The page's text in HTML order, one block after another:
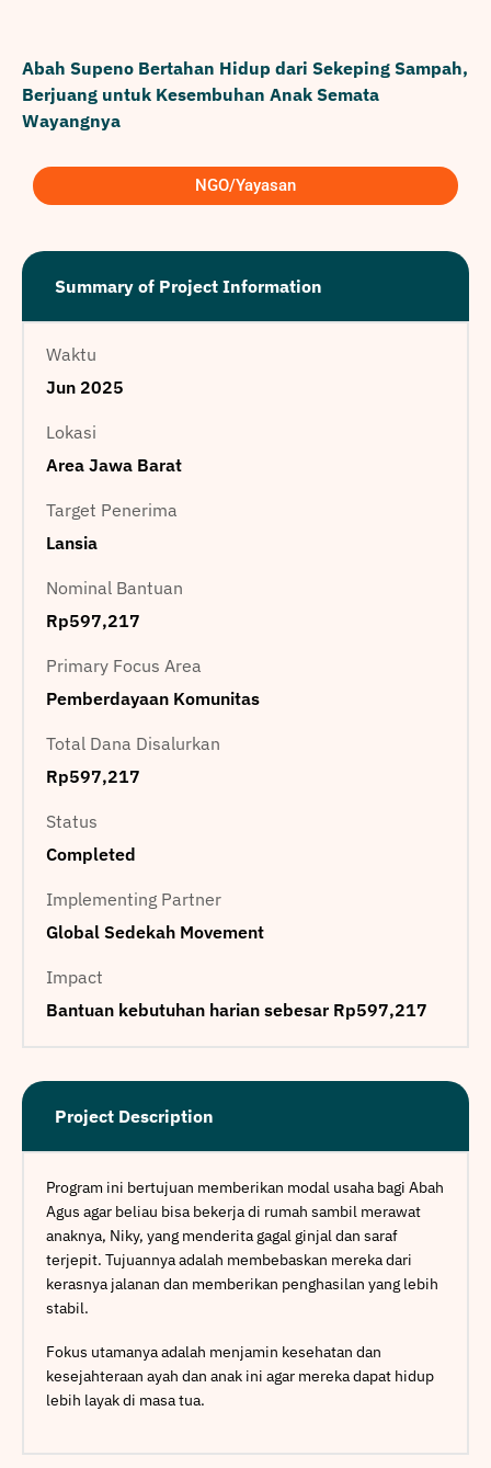
Abah Supeno Bertahan Hidup dari Sekeping Sampah,
Berjuang untuk Kesembuhan Anak Semata
Wayangnya
NGO/Yayasan
Summary of Project Information
Waktu
Jun 2025
Lokasi
Area Jawa Barat
Target Penerima
Lansia
Nominal Bantuan
Rp597,217
Primary Focus Area
Pemberdayaan Komunitas
Total Dana Disalurkan
Rp597,217
Status
Completed
Implementing Partner
Global Sedekah Movement
Impact
Bantuan kebutuhan harian sebesar Rp597,217
Project Description
Program ini bertujuan memberikan modal usaha bagi Abah
Agus agar beliau bisa bekerja di rumah sambil merawat
anaknya, Niky, yang menderita gagal ginjal dan saraf
terjepit. Tujuannya adalah membebaskan mereka dari
kerasnya jalanan dan memberikan penghasilan yang lebih
stabil.
Fokus utamanya adalah menjamin kesehatan dan
kesejahteraan ayah dan anak ini agar mereka dapat hidup
lebih layak di masa tua.